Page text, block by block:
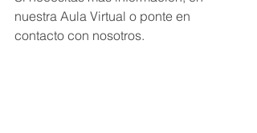
nuestra Aula Virtual o ponte en
contacto con nosotros.